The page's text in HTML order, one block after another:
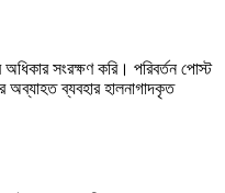
সংরক্ষণ করি। পরিবর্তন পোস্ট
অব্যাহত ব্যবহার হালনাগাদকৃত